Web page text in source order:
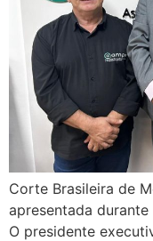
Corte Brasileira de
apresentada
O presidente